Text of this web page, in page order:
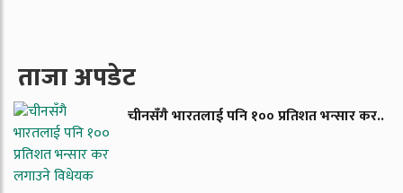
ताजा अपडेट
चीनसँगै भारतलाई पनि १०० प्रतिशत भन्सार कर..